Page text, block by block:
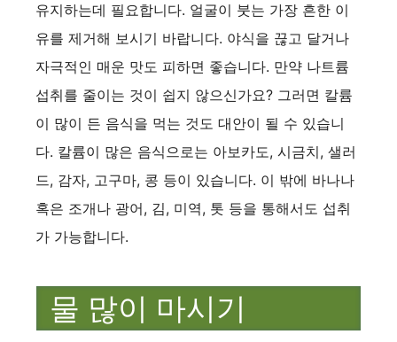
유지하는데 필요합니다. 얼굴이 붓는 가장 흔한 이
유를 제거해 보시기 바랍니다. 야식을 끊고 달거나
자극적인 매운 맛도 피하면 좋습니다. 만약 나트륨
섭취를 줄이는 것이 쉽지 않으신가요? 그러면 칼륨
이 많이 든 음식을 먹는 것도 대안이 될 수 있습니
다. 칼륨이 많은 음식으로는 아보카도, 시금치, 샐러
드, 감자, 고구마, 콩 등이 있습니다. 이 밖에 바나나
혹은 조개나 광어, 김, 미역, 톳 등을 통해서도 섭취
가 가능합니다.
물 많이 마시기